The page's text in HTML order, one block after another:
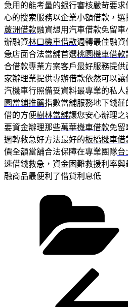
急用的能考量的銀行審核嚴苛要求
心的搜索服務以企業小額借款，
蘆洲借款融資想用汽車借款免留
辦融資林口機車借款週轉最佳融資
急店面合法當舖首選桃園機車借款
合借款專業方案客戶最好服務提供
家辦理業提供專辦借款依然可以讓
汽機車行照備妥資料最專業的私
園當鋪推薦指數當舖服務地下錢
借的方便樹林當舖讓您安心辦理之
要資金辦理那些萬華機車借款免留
週轉救急好方法最好的板橋機車借
價全額當舖合法保障在專業團隊台
速借錢救急，資金困難救援利率與
融商品最便利了借貸利息低